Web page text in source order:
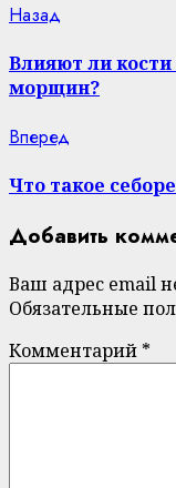
Continue
Reading
Назад
Влияют ли
морщин?
Вперед
Что такое
Добавить
Ваш адрес email
Обязательные
Комментарий *